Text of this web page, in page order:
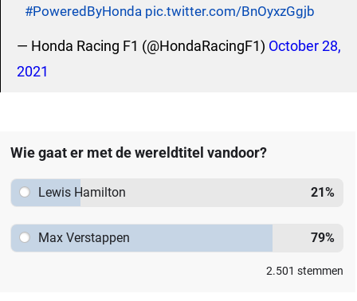
#PoweredByHonda pic.twitter.com/BnOyxzGgjb
— Honda Racing F1 (@HondaRacingF1) October 28,
2021
Wie gaat er met de wereldtitel vandoor?
Lewis Hamilton 21%
Max Verstappen 79%
2.501 stemmen